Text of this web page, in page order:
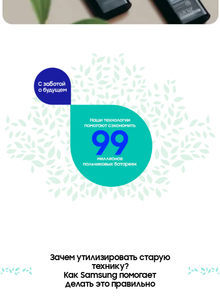
Зачем утилизировать старую
технику?
Как Samsung помогает
делать это правильно